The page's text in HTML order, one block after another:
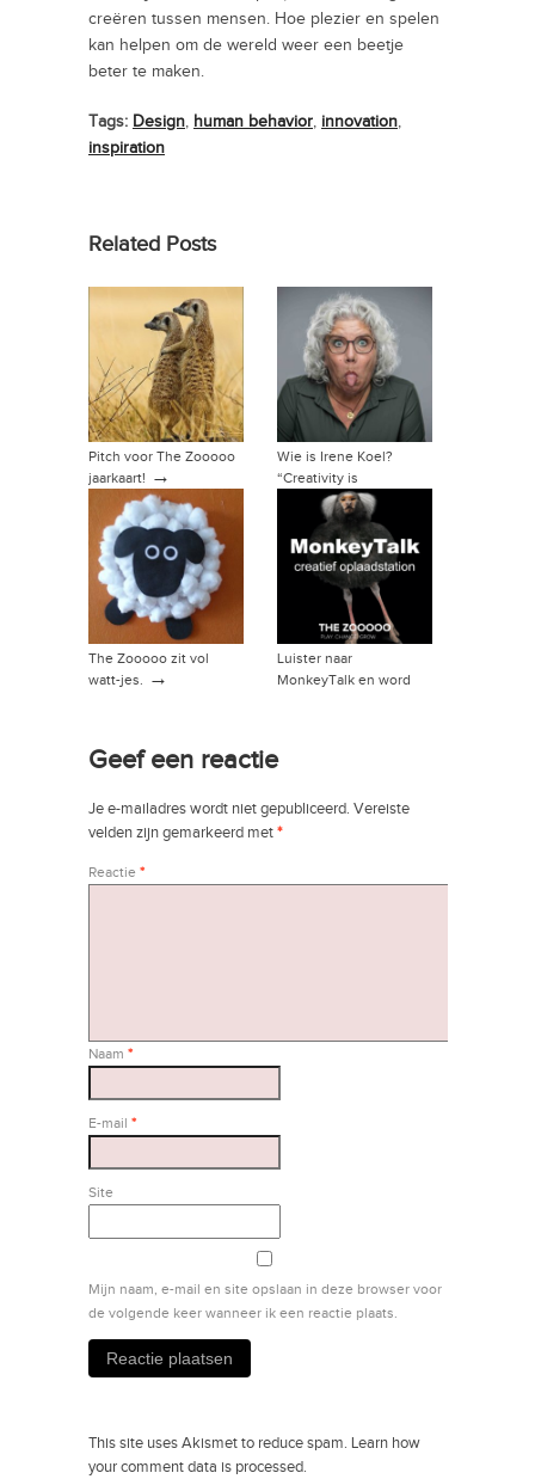
creëren tussen mensen. Hoe plezier en spelen
kan helpen om de wereld weer een beetje
beter te maken.
Tags: Design, human behavior, innovation,
inspiration
Related Posts
Pitch voor The Zooooo
jaarkaart! →
Wie is Irene Koel?
“Creativity is
intelligence having fun”
The Zooooo zit vol
watt-jes. →
Luister naar
MonkeyTalk en word
Geef een reactie
Je e-mailadres wordt niet gepubliceerd. Vereiste
velden zijn gemarkeerd met*
Reactie *
Naam *
E-mail *
Site
Mijn naam, e-mail en site opslaan in deze browser voor
de volgende keer wanneer ik een reactie plaats.
This site uses Akismet to reduce spam. Learn how
your comment data is processed.